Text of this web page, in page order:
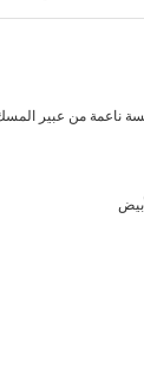
ناعمة من عبير